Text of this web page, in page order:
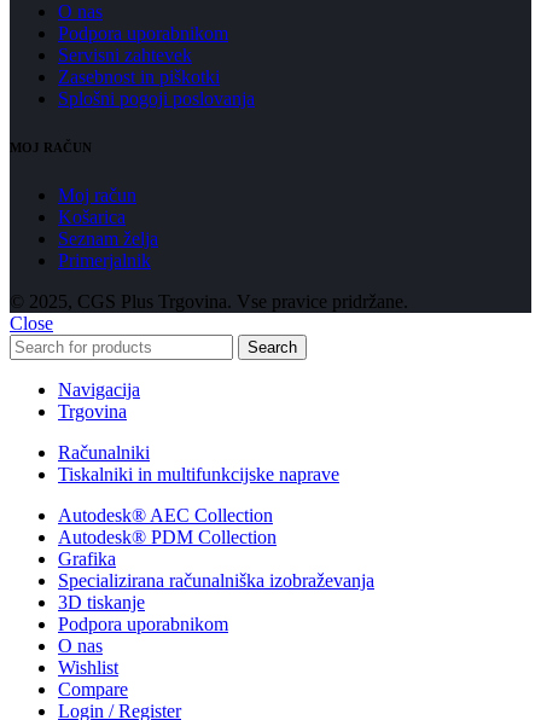
O nas
Podpora uporabnikom
Servisni zahtevek
Zasebnost in piškotki
Splošni pogoji poslovanja
MOJ RAČUN
Moj račun
Košarica
Seznam želja
Primerjalnik
© 2025, CGS Plus Trgovina. Vse pravice pridržane.
Close
Search
Navigacija
Trgovina
Računalniki
Tiskalniki in multifunkcijske naprave
Autodesk® AEC Collection
Autodesk® PDM Collection
Grafika
Specializirana računalniška izobraževanja
3D tiskanje
Podpora uporabnikom
O nas
Wishlist
Compare
Login / Register